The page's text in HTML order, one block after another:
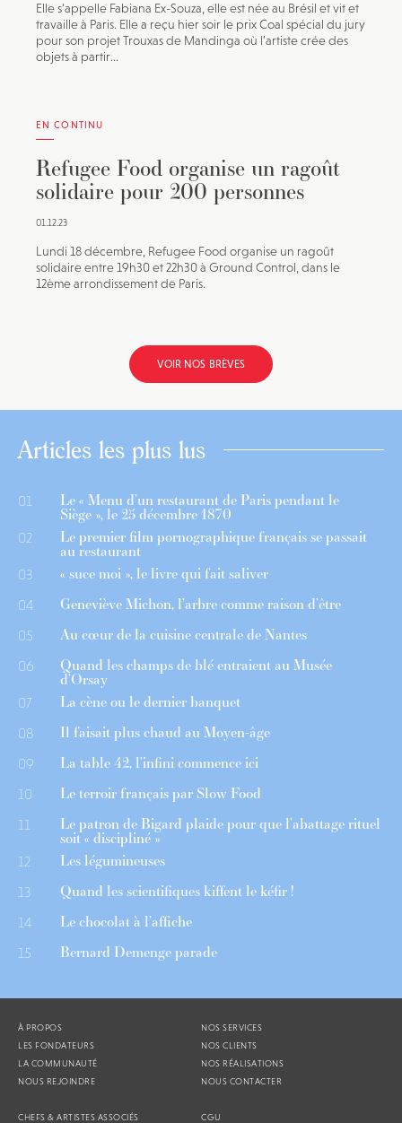
Elle s’appelle Fabiana Ex-Souza, elle est née au Brésil et vit et
travaille à Paris. Elle a reçu hier soir le prix Coal spécial du jury
pour son projet Trouxas de Mandinga où l’artiste crée des
objets à partir...
EN CONTINU
Refugee Food organise un ragoût
solidaire pour 200 personnes
01.12.23
Lundi 18 décembre, Refugee Food organise un ragoût
solidaire entre 19h30 et 22h30 à Ground Control, dans le
12ème arrondissement de Paris.
VOIR NOS BRÈVES
Articles les plus lus
01 Le « Menu d’un restaurant de Paris pendant le
Siège », le 25 décembre 1870
02 Le premier film pornographique français se passait
au restaurant
03 « suce moi », le livre qui fait saliver
04 Geneviève Michon, l’arbre comme raison d’être
05 Au cœur de la cuisine centrale de Nantes
06 Quand les champs de blé entraient au Musée
d’Orsay
07 La cène ou le dernier banquet
08 Il faisait plus chaud au Moyen-âge
09 La table 42, l’infini commence ici
10 Le terroir français par Slow Food
11 Le patron de Bigard plaide pour que l’abattage rituel
soit « discipliné »
12 Les légumineuses
13 Quand les scientifiques kiffent le kéfir !
14 Le chocolat à l’affiche
15 Bernard Demenge parade
À PROPOS
LES FONDATEURS
LA COMMUNAUTÉ
NOUS REJOINDRE
NOS SERVICES
NOS CLIENTS
NOS RÉALISATIONS
NOUS CONTACTER
CHEFS & ARTISTES ASSOCIÉS CGU